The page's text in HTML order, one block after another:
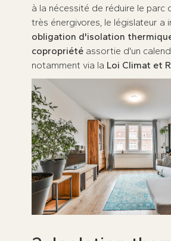
à la nécessité de réduire le parc
très énergivores, le législateur a
obligation d'isolation
copropriétéassortie d'un
notamment via la Loi Climat et